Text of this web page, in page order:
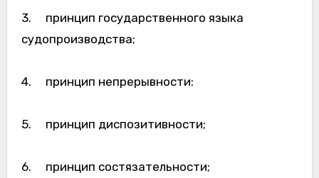
3. принцип государственного языка
судопроизводства;
4. принцип непрерывности:
5. принцип диспозитивности;
6. принцип состязательности;